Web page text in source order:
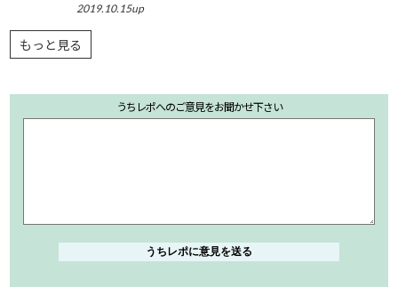
2019.10.15up
もっと見る
うちレポへのご意見をお聞かせ下さい